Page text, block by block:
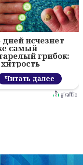
дней исчезнет
самый
грибок:
Читать далее